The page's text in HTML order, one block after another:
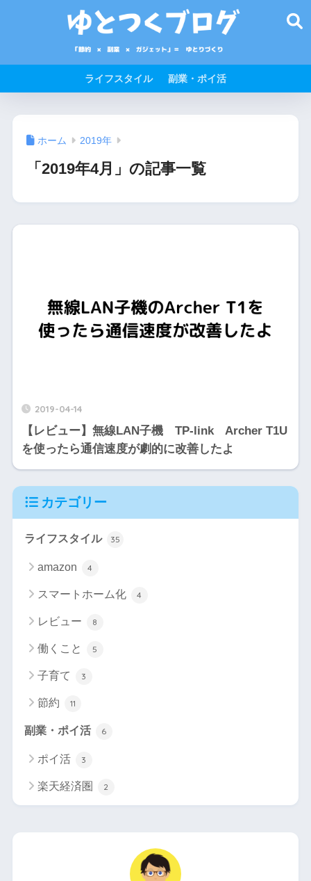
ライフスタイル 副業・ポイ活
ホーム 2019年
「2019年4月」の記事一覧
2019-04-14
【レビュー】無線LAN子機 TP-link Archer T1U
を使ったら通信速度が劇的に改善したよ
カテゴリー
ライフスタイル 35
amazon 4
スマートホーム化 4
レビュー 8
働くこと 5
子育て 3
節約 11
副業・ポイ活 6
ポイ活 3
楽天経済圏 2